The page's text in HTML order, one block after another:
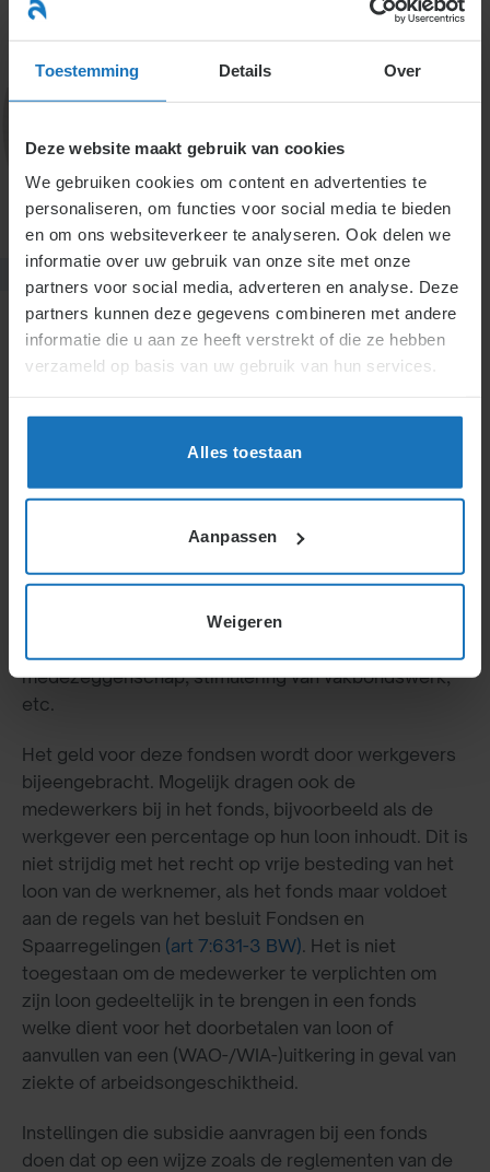
Toestemming Details Over
Deze website maakt gebruik van cookies
We gebruiken cookies om content en advertenties te
personaliseren, om functies voor social media te bieden
en om ons websiteverkeer te analyseren. Ook delen we
informatie over uw gebruik van onze site met onze
partners voor social media, adverteren en analyse. Deze
partners kunnen deze gegevens combineren met andere
informatie die u aan ze heeft verstrekt of die ze hebben
verzameld op basis van uw gebruik van hun services.
Alles toestaan
Aanpassen
Weigeren
naar
inhoud
7. Fondsen
H7. Fondsen
Inleg van geld voor het personeel
afgescheiden vermogen, welke wordt gebruikt ter
financiering van bepaalde activiteiten. Hier wordt
verlenen voor het opleiden van werknemers, scholing
medezeggenschap, stimulering van vakbondswerk,
etc.
Het geld voor deze fondsen wordt door werkgevers
bijeengebracht. Mogelijk dragen ook de
medewerkers bij in het fonds, bijvoorbeeld als de
werkgever een percentage op hun loon inhoudt. Dit is
niet strijdig met het recht op vrije besteding van het
loon van de werknemer, als het fonds maar voldoet
aan de regels van het besluit Fondsen en
Spaarregelingen (art 7:631-3 BW). Het is niet
toegestaan om de medewerker te verplichten om
zijn loon gedeeltelijk in te brengen in een fonds
welke dient voor het doorbetalen van loon of
aanvullen van een (WAO-/WIA-)uitkering in geval van
ziekte of arbeidsongeschiktheid.
Instellingen die subsidie aanvragen bij een fonds
doen dat op een wijze zoals de reglementen van de